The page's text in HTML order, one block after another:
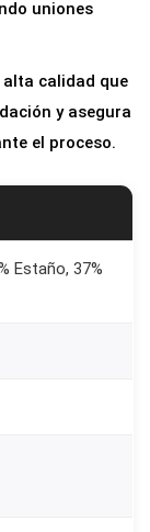
uniones
calidad que
y asegura
el proceso.
Estaño, 37%